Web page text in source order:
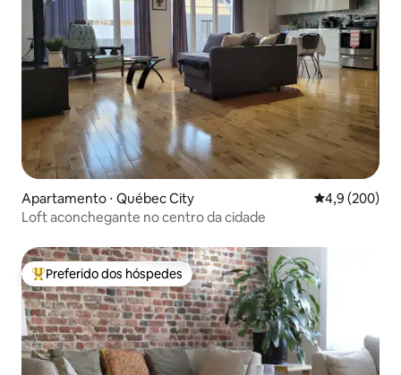
Apartamento ⋅ Québec City 4,9 de uma
4,9 (200)
Loft aconchegante no centro da cidade
Entre os melhores preferidos dos hóspedes
Preferido dos hóspedes